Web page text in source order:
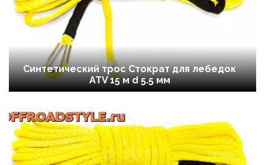
Синтетический трос Стократ для лебедок
ATV 15 м d 5.5 мм